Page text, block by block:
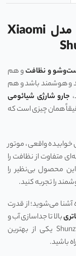
معرفی جارو شارژی شیائومی مدل Xiaomi
و نظافتو هم
و هوشمند باشد و هم
جارو شارژی شیائومی
همان چیزی است که
واقعی، موتور
متفاوت از نظافت را
این محصول بی‌نظیر را
آشنا می‌شوید؛ از قدرت
بالا تا جداسازی آب و
خاک. اگر می‌خواهید بدانید چرا Shunzao WSB32C.1 یکی از بهترین
باشید.